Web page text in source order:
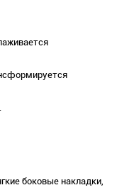
боковые накладки,